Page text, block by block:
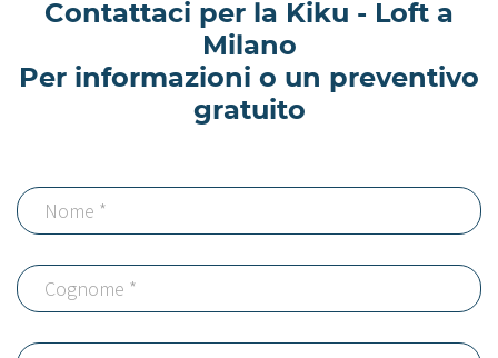
Contattaci per la Kiku - Loft a
Milano
Per informazioni o un preventivo
gratuito